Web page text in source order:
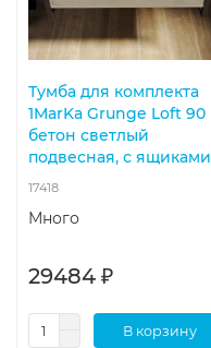
Тумба для комплекта
1MarKa Grunge Loft 90
бетон светлый
подвесная, с ящиками
17418
Много
29484 ₽
В корзину